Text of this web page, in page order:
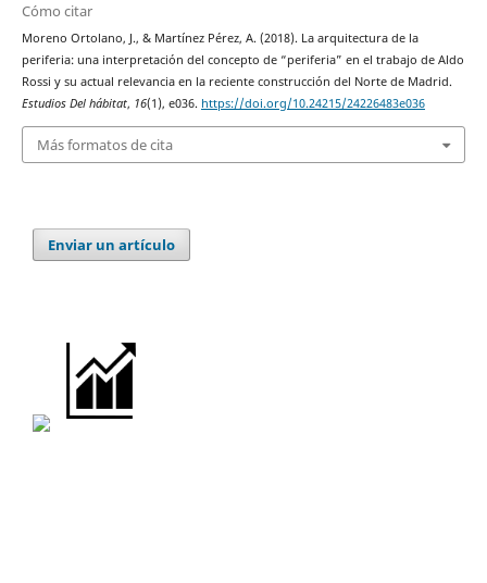
Cómo citar
Moreno Ortolano, J., & Martínez Pérez, A. (2018). La arquitectura de la
periferia: una interpretación del concepto de “periferia” en el trabajo de Aldo
Rossi y su actual relevancia en la reciente construcción del Norte de Madrid.
Estudios Del hábitat, 16(1), e036. https://doi.org/10.24215/24226483e036
Más formatos de cita
Enviar un artículo